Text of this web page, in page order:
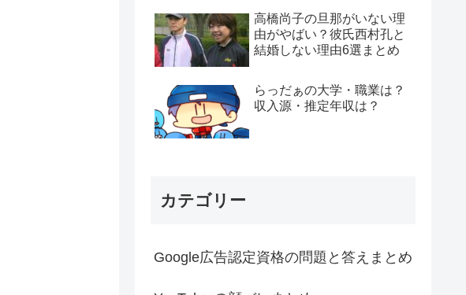
高橋尚子の旦那がいない理
由がやばい？彼氏西村孔と
結婚しない理由6選まとめ
らっだぁの大学・職業は？
収入源・推定年収は？
カテゴリー
Google広告認定資格の問題と答えまとめ